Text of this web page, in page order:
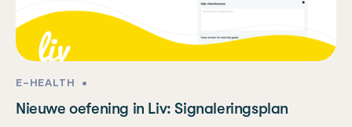
E-HEALTH •
Nieuwe oefening in Liv: Signaleringsplan